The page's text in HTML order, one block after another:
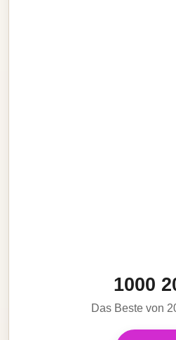
1000
Das Beste von